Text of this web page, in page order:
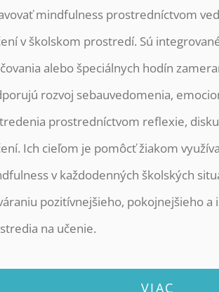
mindfulness prostredníctvom
v školskom prostredí. Sú
alebo špeciálnych hodín
rozvoj sebauvedomenia,
prostredníctvom reflexie,
Ich cieľom je pomôcť žiakom
v každodenných školských
pozitívnejšieho, pokojnejšieho a
na učenie.
VIAC